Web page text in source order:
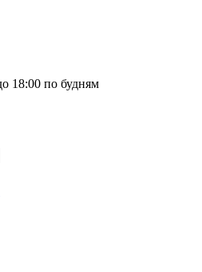
18:00 по будням